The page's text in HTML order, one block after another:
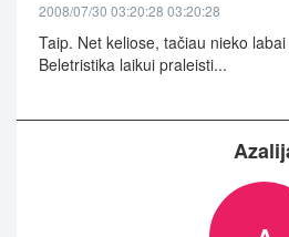
2008/07/30 03:20:28 03:20:28
Taip. Net keliose, tačiau nieko
Beletristika laikui praleisti...